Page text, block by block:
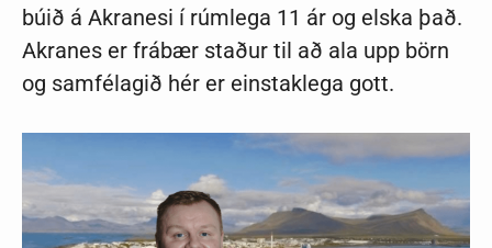
búið á Akranesi í rúmlega 11 ár og elska það.
Akranes er frábær staður til að ala upp börn
og samfélagið hér er einstaklega gott.